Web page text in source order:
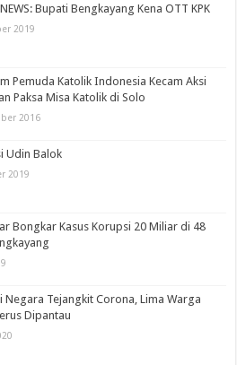
Bupati Bengkayang Kena OTT KPK
2019
Pemuda Katolik Indonesia Kecam Aksi
Paksa Misa Katolik di Solo
2016
Udin Balok
2019
Bongkar Kasus Korupsi 20 Miliar di 48
Negara Tejangkit Corona, Lima Warga
Dipantau